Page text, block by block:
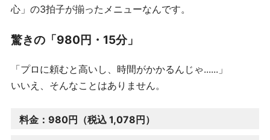
心」の3拍子が揃ったメニューなんです。
驚きの「980円・15分」
「プロに頼むと高いし、時間がかかるんじゃ......」
いいえ、そんなことはありません。
料金：980円（税込 1,078円）